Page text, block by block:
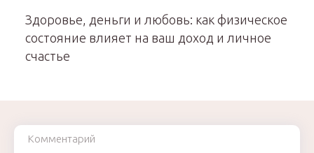
Здоровье, деньги и любовь: как физическое
состояние влияет на ваш доход и личное
счастье
Комментарий